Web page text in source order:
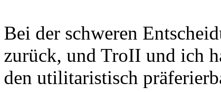
Bei der schweren
zurück, und TroII und ich
den utilitaristisch